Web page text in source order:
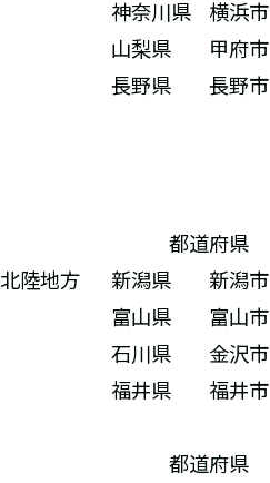
神奈川県
横浜市
山梨県
甲府市
長野県
長野市
都道府県
北陸地方
新潟県 新潟市
富山県
富山市
石川県
金沢市
福井県
福井市
都道府県